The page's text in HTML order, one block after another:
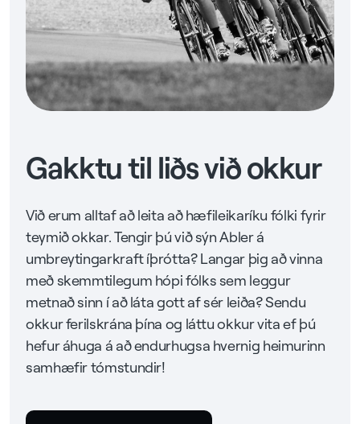
Gakktu til liðs við okkur
Við erum alltaf að leita að hæfileikaríku fólki fyrir
teymið okkar. Tengir þú við sýn Abler á
umbreytingarkraft íþrótta? Langar þig að vinna
með skemmtilegum hópi fólks sem leggur
metnað sinn í að láta gott af sér leiða? Sendu
okkur ferilskrána þína og láttu okkur vita ef þú
hefur áhuga á að endurhugsa hvernig heimurinn
samhæfir tómstundir!